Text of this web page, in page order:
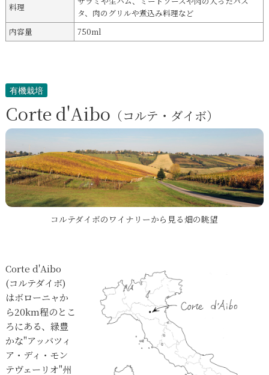
料理
タ、肉のグリルや煮込み料理など
内容量
750ml
有機栽培
Corte d'Aibo （コルテ・ダイボ）
コルテダイボのワイナリーから見る畑の眺望
Corte d'Aibo
(コルテダイボ)
はボローニャか
ら20km程のとこ
ろにある、緑豊
かな"アッバツィ
ア・ディ・モン
テヴェーリオ"州